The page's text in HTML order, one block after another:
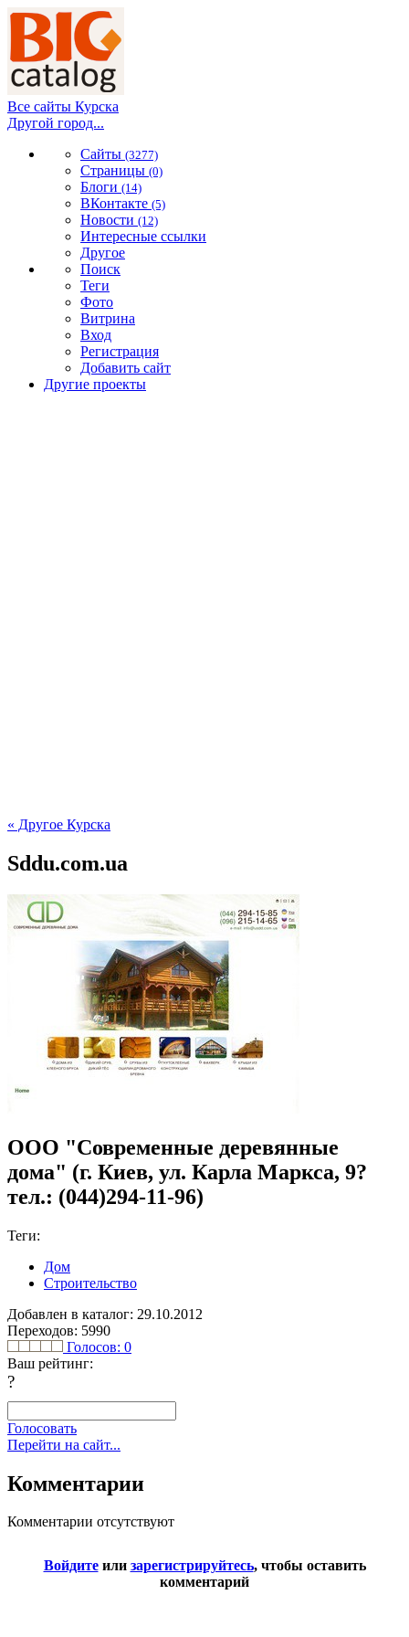
Все сайты Курска
Другой город...
Сайты (3277)
Страницы (0)
Блоги (14)
ВКонтакте (5)
Новости (12)
Интересные ссылки
Другое
Поиск
Теги
Фото
Витрина
Вход
Регистрация
Добавить сайт
Другие проекты
« Другое Курска
Sddu.com.ua
ООО "Современные деревянные
дома" (г. Киев, ул. Карла Маркса, 9?
тел.: (044)294-11-96)
Теги:
Дом
Строительство
Добавлен в каталог: 29.10.2012
Переходов: 5990
Голосов: 0
Ваш рейтинг:
?
Голосовать
Перейти на сайт...
Комментарии
Комментарии отсутствуют
Войдитеили зарегистрируйтесь, чтобы оставить
комментарий